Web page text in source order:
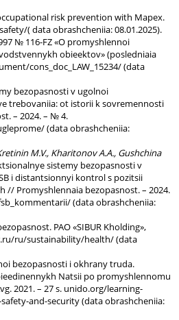
risk prevention with Mapex.
( data obrashcheniia: 08.01.2025).
№ 116-FZ «O promyshlennoi
obieektov» (posledniaia
cons_doc_LAW_15234/ (data
bezopasnosti v ugolnoi
trebovaniia: ot istorii k sovremennosti
– 2024. – № 4.
(data obrashcheniia:
M.V., Kharitonov A.A., Gushchina
sistemy bezopasnosti v
i distantsionnyi kontrol s pozitsii
// Promyshlennaia bezopasnost. – 2024.
(data obrashcheniia:
PAO «SIBUR Kholding»,
ru/sustainability/health/ (data
bezopasnosti i okhrany truda.
Natsii po promyshlennomu
2021. – 27 s. unido.org/learning-
and-security (data obrashcheniia: